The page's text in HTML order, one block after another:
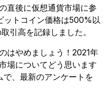
直後に仮想通貨市場に参
ットコイン価格は500%以
引高を記録しました。
はやめましょう！2021年
場についてどう思います
で、最新のアンケートを